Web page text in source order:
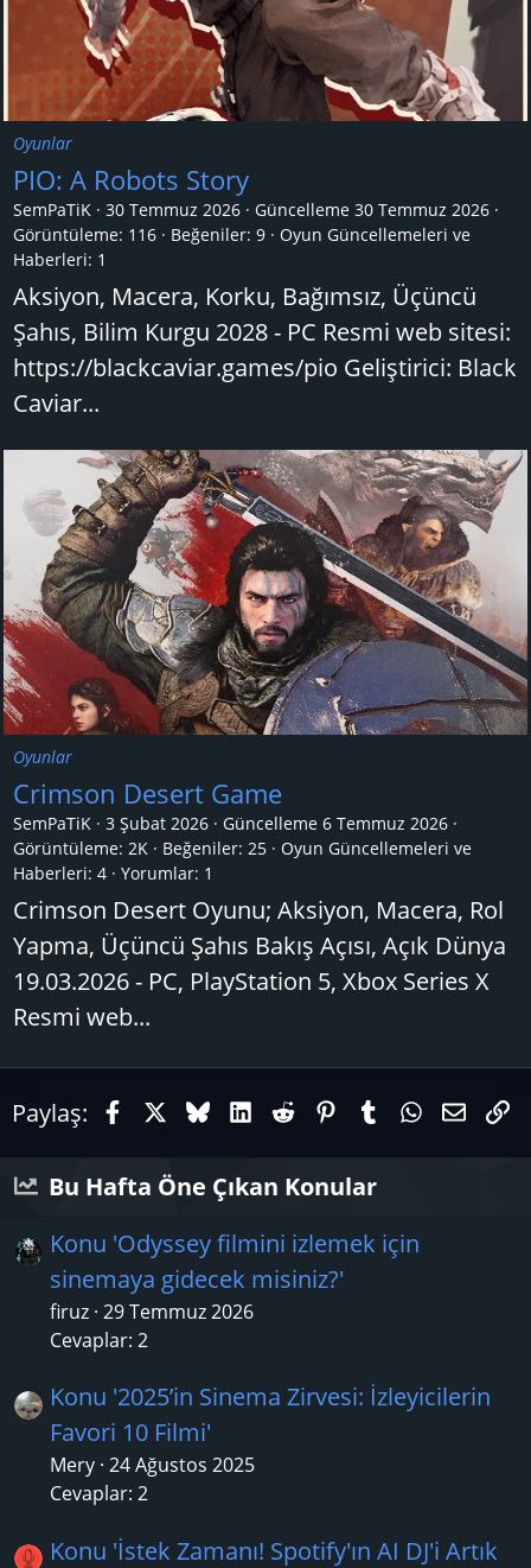
Oyunlar
PIO: A Robots Story
SemPaTiK 30 Temmuz 2026 Güncelleme 30 Temmuz 2026
Görüntüleme: 116
Beğeniler: 9
Oyun Güncellemeleri ve
Haberleri: 1
Aksiyon, Macera, Korku, Bağımsız, Üçüncü
Şahıs, Bilim Kurgu 2028 - PC Resmi web sitesi:
https://blackcaviar.games/pio Geliştirici: Black
Caviar...
Oyunlar
Crimson Desert Game
SemPaTiK 3 Şubat 2026 Güncelleme 6 Temmuz 2026
Görüntüleme: 2K
Beğeniler: 25
Oyun Güncellemeleri ve
Haberleri: 4 Yorumlar: 1
Crimson Desert Oyunu; Aksiyon, Macera, Rol
Yapma, Üçüncü Şahıs Bakış Açısı, Açık Dünya
19.03.2026 - PC, PlayStation 5, Xbox Series X
Resmi web...
Paylaş: FacebookX (Twitter)
BlueskyLinkedIn
RedditPinterestTumblrE-
Bu Hafta Öne Çıkan Konular
Konu 'Odyssey filmini izlemek için
sinemaya gidecek misiniz?'
firuz 29 Temmuz 2026
Cevaplar: 2
Konu '2025’in Sinema Zirvesi: İzleyicilerin
Favori 10 Filmi'
Mery 24 Ağustos 2025
Cevaplar: 2
Konu 'İstek Zamanı! Spotify'ın AI DJ'i Artık